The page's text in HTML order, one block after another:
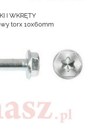
I WKRĘTY
torx 10x60mm